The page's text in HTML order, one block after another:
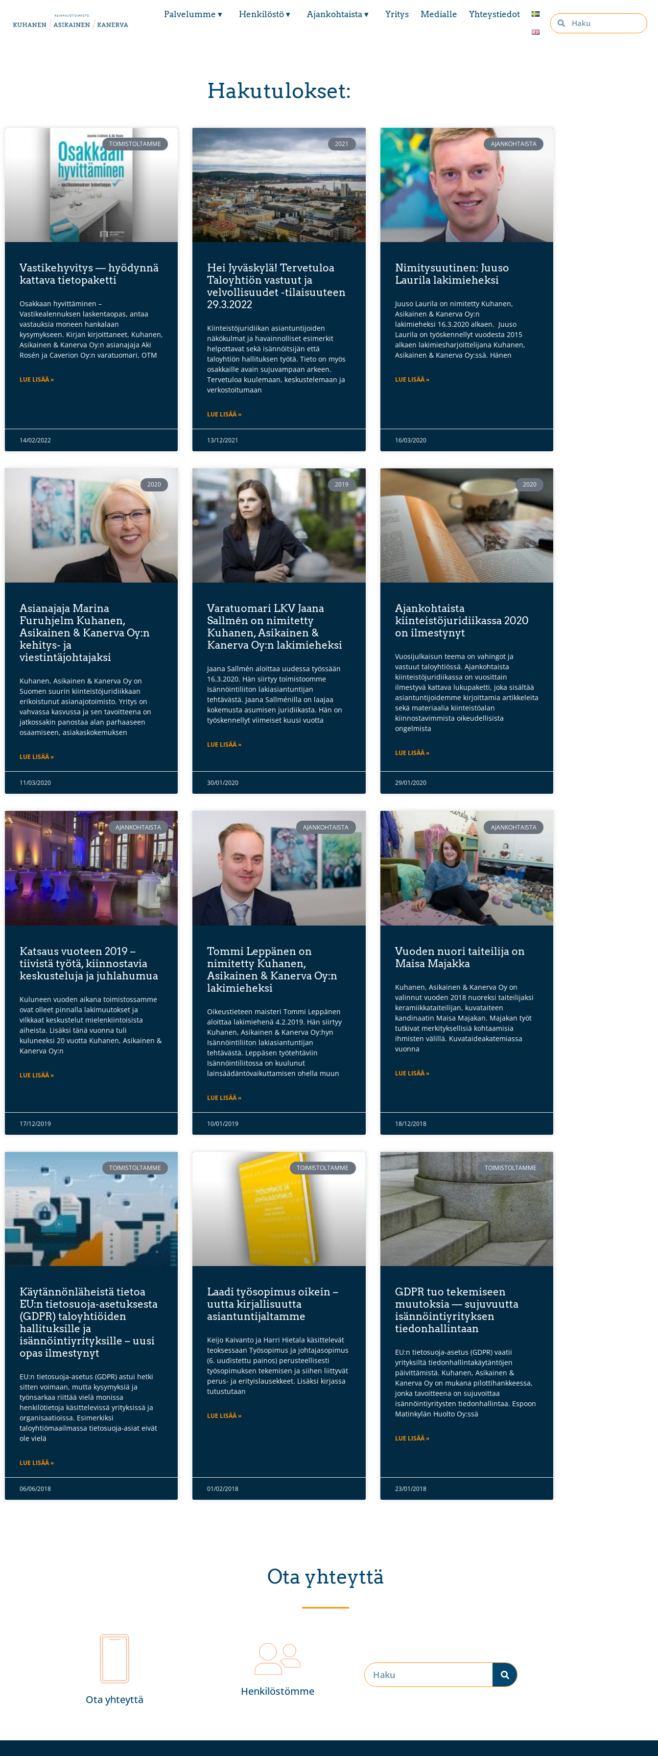
Palvelumme ▾ Henkilöstö ▾ Ajankohtaista ▾ Yritys Medialle Yhteystiedot
Hakutulokset:
TOIMISTOLTAMME
Vastikehyvitys — hyödynnä
kattava tietopaketti
Osakkaan hyvittäminen –
Vastikealennuksen laskentaopas, antaa
vastauksia moneen hankalaan
kysymykseen. Kirjan kirjoittaneet, Kuhanen,
Asikainen & Kanerva Oy:n asianajaja Aki
Rosén ja Caverion Oy:n varatuomari, OTM
LUE LISÄÄ »
14/02/2022
2021
Hei Jyväskylä! Tervetuloa
Taloyhtiön vastuut ja
velvollisuudet -tilaisuuteen
29.3.2022
Kiinteistöjuridiikan asiantuntijoiden
näkökulmat ja havainnolliset esimerkit
helpottavat sekä isännöitsijän että
taloyhtiön hallituksen työtä. Tieto on myös
osakkaille avain sujuvampaan arkeen.
Tervetuloa kuulemaan, keskustelemaan ja
verkostoitumaan
LUE LISÄÄ »
13/12/2021
AJANKOHTAISTA
Nimitysuutinen: Juuso
Laurila lakimieheksi
Juuso Laurila on nimitetty Kuhanen,
Asikainen & Kanerva Oy:n
lakimieheksi 16.3.2020 alkaen. Juuso
Laurila on työskennellyt vuodesta 2015
alkaen lakimiesharjoittelijana Kuhanen,
Asikainen & Kanerva Oy:ssä. Hänen
LUE LISÄÄ »
16/03/2020
2020
Asianajaja Marina
Furuhjelm Kuhanen,
Asikainen & Kanerva Oy:n
kehitys- ja
viestintäjohtajaksi
Kuhanen, Asikainen & Kanerva Oy on
Suomen suurin kiinteistöjuridiikkaan
erikoistunut asianajotoimisto. Yritys on
vahvassa kasvussa ja sen tavoitteena on
jatkossakin panostaa alan parhaaseen
osaamiseen, asiakaskokemuksen
LUE LISÄÄ »
11/03/2020
2019
Varatuomari LKV Jaana
Sallmén on nimitetty
Kuhanen, Asikainen &
Kanerva Oy:n lakimieheksi
Jaana Sallmén aloittaa uudessa työssään
16.3.2020. Hän siirtyy toimistoomme
Isännöintiliiton lakiasiantuntijan
tehtävästä. Jaana Sallménilla on laajaa
kokemusta asumisen juridiikasta. Hän on
työskennellyt viimeiset kuusi vuotta
LUE LISÄÄ »
30/01/2020
2020
Ajankohtaista
kiinteistöjuridiikassa 2020
on ilmestynyt
Vuosijulkaisun teema on vahingot ja
vastuut taloyhtiössä. Ajankohtaista
kiinteistöjuridiikassa on vuosittain
ilmestyvä kattava lukupaketti, joka sisältää
asiantuntijoidemme kirjoittamia artikkeleita
sekä materiaalia kiinteistöalan
kiinnostavimmista oikeudellisista
ongelmista
LUE LISÄÄ »
29/01/2020
AJANKOHTAISTA
Katsaus vuoteen 2019 –
tiivistä työtä, kiinnostavia
keskusteluja ja juhlahumua
Kuluneen vuoden aikana toimistossamme
ovat olleet pinnalla lakimuutokset ja
vilkkaat keskustelut mielenkiintoisista
aiheista. Lisäksi tänä vuonna tuli
kuluneeksi 20 vuotta Kuhanen, Asikainen &
Kanerva Oy:n
LUE LISÄÄ »
17/12/2019
AJANKOHTAISTA
Tommi Leppänen on
nimitetty Kuhanen,
Asikainen & Kanerva Oy:n
lakimieheksi
Oikeustieteen maisteri Tommi Leppänen
aloittaa lakimiehenä 4.2.2019. Hän siirtyy
Kuhanen, Asikainen & Kanerva Oy:hyn
Isännöintiliiton lakiasiantuntijan
tehtävästä. Leppäsen työtehtäviin
Isännöintiliitossa on kuulunut
lainsäädäntövaikuttamisen ohella muun
LUE LISÄÄ »
10/01/2019
AJANKOHTAISTA
Vuoden nuori taiteilija on
Maisa Majakka
Kuhanen, Asikainen & Kanerva Oy on
valinnut vuoden 2018 nuoreksi taiteilijaksi
keramiikkataiteilijan, kuvataiteen
kandinaatin Maisa Majakan. Majakan työt
tutkivat merkityksellisiä kohtaamisia
ihmisten välillä. Kuvataideakatemiassa
vuonna
LUE LISÄÄ »
18/12/2018
TOIMISTOLTAMME
Käytännönläheistä tietoa
EU:n tietosuoja-asetuksesta
(GDPR) taloyhtiöiden
hallituksille ja
isännöintiyrityksille – uusi
opas ilmestynyt
EU:n tietosuoja-asetus (GDPR) astui hetki
sitten voimaan, mutta kysymyksiä ja
työnsarkaa riittää vielä monissa
henkilötietoja käsittelevissä yrityksissä ja
organisaatioissa. Esimerkiksi
taloyhtiömaailmassa tietosuoja-asiat eivät
ole vielä
LUE LISÄÄ »
06/06/2018
TOIMISTOLTAMME
Laadi työsopimus oikein –
uutta kirjallisuutta
asiantuntijaltamme
Keijo Kaivanto ja Harri Hietala käsittelevät
teoksessaan Työsopimus ja johtajasopimus
(6. uudistettu painos) perusteellisesti
työsopimuksen tekemisen ja siihen liittyvät
perus- ja erityislausekkeet. Lisäksi kirjassa
tutustutaan
LUE LISÄÄ »
01/02/2018
TOIMISTOLTAMME
GDPR tuo tekemiseen
muutoksia — sujuvuutta
isännöintiyrityksen
tiedonhallintaan
EU:n tietosuoja-asetus (GDPR) vaatii
yrityksiltä tiedonhallintakäytäntöjen
päivittämistä. Kuhanen, Asikainen &
Kanerva Oy on mukana pilottihankkeessa,
jonka tavoitteena on sujuvoittaa
isännöintiyritysten tiedonhallintaa. Espoon
Matinkylän Huolto Oy:ssä
LUE LISÄÄ »
23/01/2018
Ota yhteyttä
Ota yhteyttä
Henkilöstömme